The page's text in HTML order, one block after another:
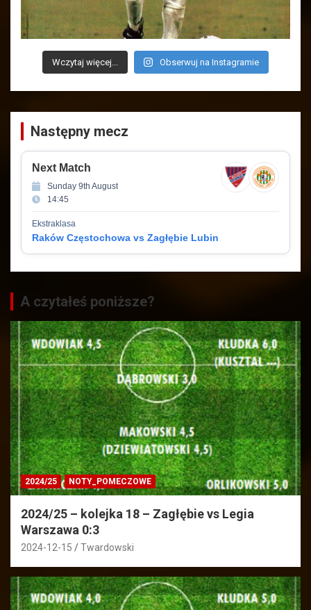
Wczytaj więcej... Obserwuj na Instagramie
Następny mecz
Next Match
Sunday 9th August
14:45
Ekstraklasa
Raków Częstochowa vs Zagłębie Lubin
A czytałeś poniższe?
2024/25 NOTY_POMECZOWE
2024/25 – kolejka 18 – Zagłębie vs Legia
Warszawa 0:3
2024-12-15 Twardowski